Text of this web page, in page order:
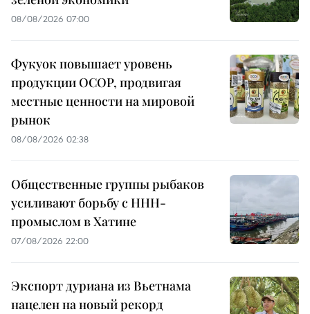
08/08/2026 07:00
Фукуок повышает уровень
продукции OCOP, продвигая
местные ценности на мировой
рынок
08/08/2026 02:38
Общественные группы рыбаков
усиливают борьбу с ННН-
промыслом в Хатине
07/08/2026 22:00
Экспорт дуриана из Вьетнама
нацелен на новый рекорд